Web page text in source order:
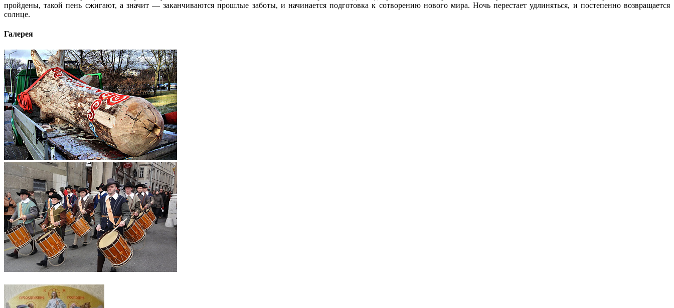
пройдены, такой пень сжигают, а значит — заканчиваются прошлые заботы, и начинается подготовка к сотворению нового мира. Ночь перестает удлиняться, и постепенно возвращается
солнце.
Галерея